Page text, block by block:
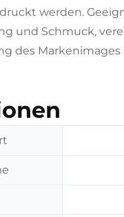
werden.
und Schmuck,
des